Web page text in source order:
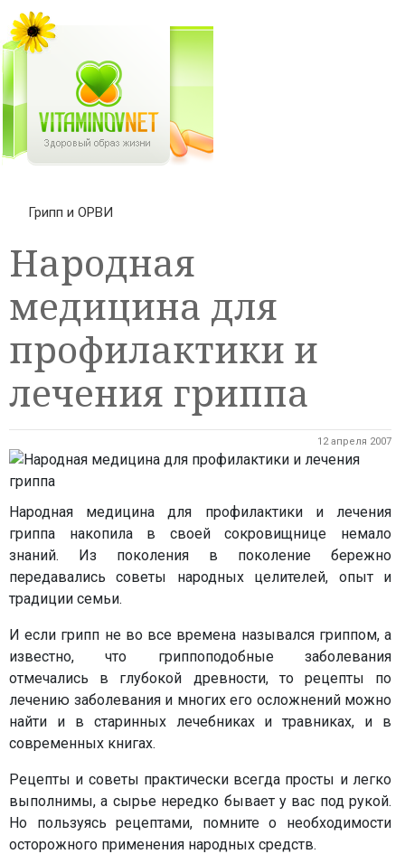
Грипп и ОРВИ
Народная
медицина для
профилактики и
лечения гриппа
12 апреля 2007
Народная медицина для профилактики и лечения
гриппа накопила в своей сокровищнице немало
знаний. Из поколения в поколение бережно
передавались советы народных целителей, опыт и
традиции семьи.
И если грипп не во все времена назывался гриппом, а
известно, что гриппоподобные заболевания
отмечались в глубокой древности, то рецепты по
лечению заболевания и многих его осложнений можно
найти и в старинных лечебниках и травниках, и в
современных книгах.
Рецепты и советы практически всегда просты и легко
выполнимы, а сырье нередко бывает у вас под рукой.
Но пользуясь рецептами, помните о необходимости
осторожного применения народных средств.